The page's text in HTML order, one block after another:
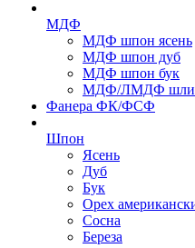
МДФ
МДФ шпон ясень
МДФ шпон дуб
МДФ шпон бук
МДФ/ЛМДФ
Фанера ФК/ФСФ
Шпон
Ясень
Дуб
Бук
Орех
Сосна
Береза